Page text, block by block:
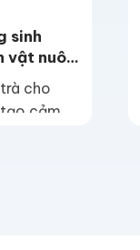
sinh
vật nuôi
cho
cảm
nguyên
điều trị.